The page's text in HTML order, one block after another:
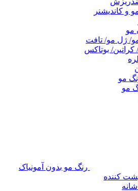
و کاندیشنر
مو
ژل مو/ تافت
کراتین/ بوتاکس
مو
مو
رنگ مو بدون آمونیاک
کننده